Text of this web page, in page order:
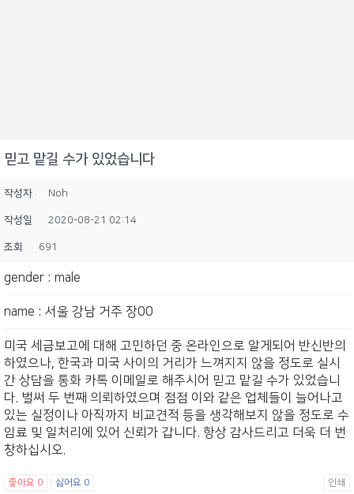
믿고 맡길 수가 있었습니다
작성자 Noh
작성일 2020-08-21 02:14
조회 691
gender : male
name : 서울 강남 거주 장00
미국 세금보고에 대해 고민하던 중 온라인으로 알게되어 반신반의
하였으나, 한국과 미국 사이의 거리가 느껴지지 않을 정도로 실시
간 상담을 통화 카톡 이메일로 해주시어 믿고 맡길 수가 있었습니
다. 벌써 두 번째 의뢰하였으며 점점 이와 같은 업체들이 늘어나고
있는 실정이나 아직까지 비교견적 등을 생각해보지 않을 정도로 수
임료 및 일처리에 있어 신뢰가 갑니다. 항상 감사드리고 더욱 더 번
창하십시오.
좋아요 0 싫어요 0 인쇄